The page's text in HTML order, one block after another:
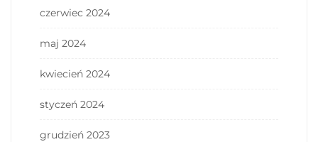
czerwiec 2024
maj 2024
kwiecień 2024
styczeń 2024
grudzień 2023